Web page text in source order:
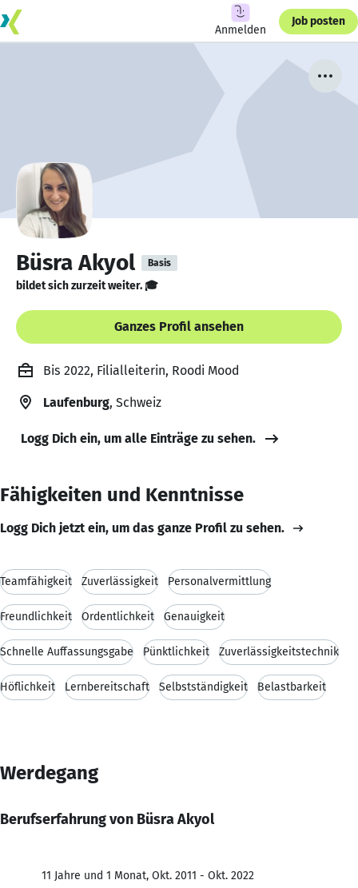
Anmelden
Job posten
Büsra Akyol Basis
bildet sich zurzeit weiter. 🎓
Ganzes Profil ansehen
Bis 2022, Filialleiterin, Roodi Mood
Laufenburg, Schweiz
Logg Dich ein, um alle Einträge zu sehen.
Fähigkeiten und Kenntnisse
Logg Dich jetzt ein, um das ganze Profil zu sehen.
Teamfähigkeit Zuverlässigkeit Personalvermittlung
Freundlichkeit Ordentlichkeit Genauigkeit
Schnelle Auffassungsgabe Pünktlichkeit Zuverlässigkeitstechnik
Höflichkeit Lernbereitschaft Selbstständigkeit Belastbarkeit
Werdegang
Berufserfahrung von Büsra Akyol
11 Jahre und 1 Monat, Okt. 2011 - Okt. 2022